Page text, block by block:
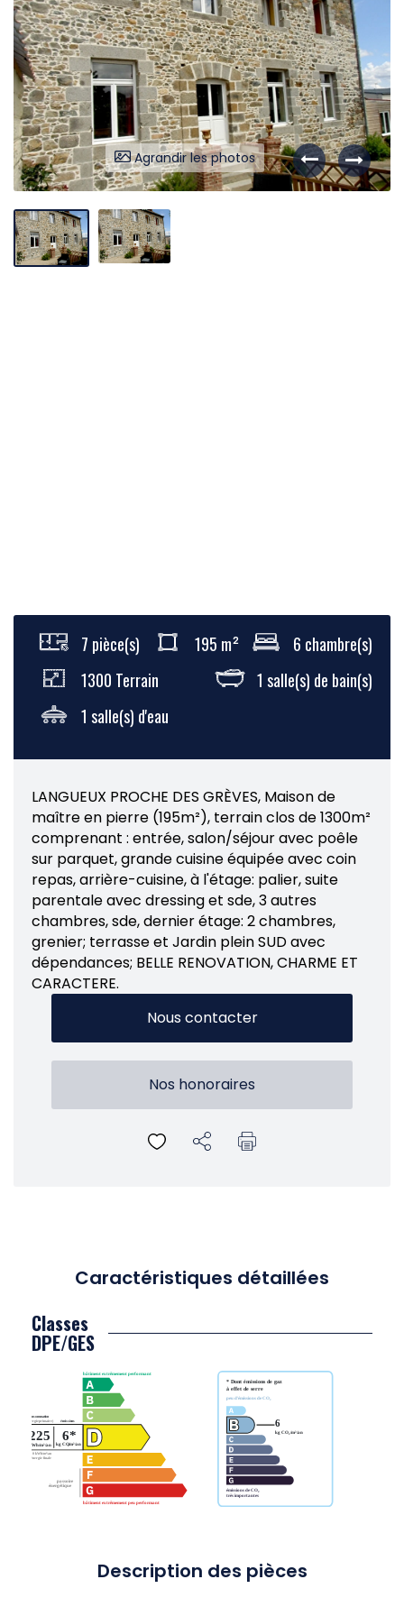
Liens utiles Partenaires Nos avis Nos outils
Agrandir les photos
7 pièce(s) 195 m²
6 chambre(s)
1300 Terrain
1 salle(s) de bain(s)
1 salle(s) d'eau
LANGUEUX PROCHE DES GRÈVES, Maison de
maître en pierre (195m²), terrain clos de 1300m²
comprenant : entrée, salon/séjour avec poêle
sur parquet, grande cuisine équipée avec coin
repas, arrière-cuisine, à l'étage: palier, suite
parentale avec dressing et sde, 3 autres
chambres, sde, dernier étage: 2 chambres,
grenier; terrasse et Jardin plein SUD avec
dépendances; BELLE RENOVATION, CHARME ET
CARACTERE.
Nous contacter
Nos honoraires
Caractéristiques détaillées
Classes
DPE/GES
Description des pièces